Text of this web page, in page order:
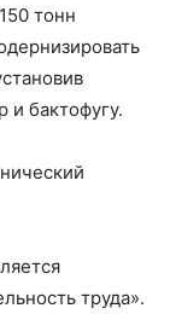
тонн
и бактофугу.
труда».